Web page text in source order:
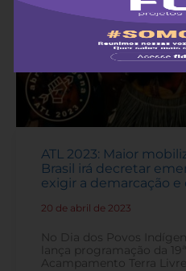
ATL 2023: Maior
Brasil irá decretar
exigir a demarcação
20 de abril de 2023
No Dia dos Povos
lança programação da
Acampamento Terra